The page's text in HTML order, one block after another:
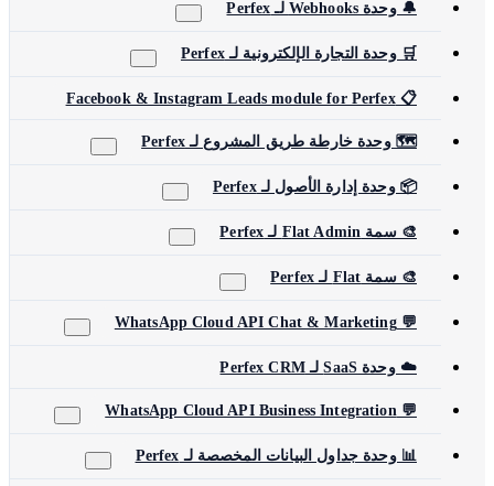
🔔 وحدة Webhooks لـ Perfex
🛒 وحدة التجارة الإلكترونية لـ Perfex
📋 Facebook & Instagram Leads module for Perfex
🗺️ وحدة خارطة طريق المشروع لـ Perfex
📦 وحدة إدارة الأصول لـ Perfex
🎨 سمة Flat Admin لـ Perfex
🎨 سمة Flat لـ Perfex
💬 WhatsApp Cloud API Chat & Marketing
☁️ وحدة SaaS لـ Perfex CRM
💬 WhatsApp Cloud API Business Integration
📊 وحدة جداول البيانات المخصصة لـ Perfex